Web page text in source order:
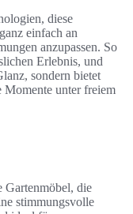
diese
ganz einfach an
anzupassen. So
Erlebnis, und
sondern bietet
Momente unter freiem
Gartenmöbel, die
stimmungsvolle